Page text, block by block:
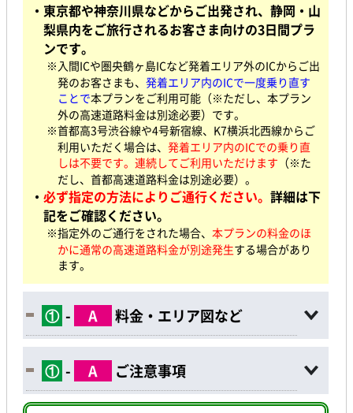
・東京都や神奈川県などからご出発され、静岡・山
梨県内をご旅行されるお客さま向けの3日間プラ
ンです。
※入間ICや圏央鶴ヶ島ICなど発着エリア外のICからご出
発のお客さまも、 発着エリア内のICで一度乗り直す
ことで本プランをご利用可能（※ただし、本プラン
外の高速道路料金は別途必要）です。
※首都高3号渋谷線や4号新宿線、K7横浜北西線からご
利用いただく場合は、 発着エリア内のICでの乗り直
しは不要です。連続してご利用いただけます （※た
だし、首都高速道路料金は別途必要）。
・ 必ず指定の方法によりご通行ください。 詳細は下
記をご確認ください。
※指定外のご通行をされた場合、 本プランの料金のほ
かに通常の高速道路料金が別途発生する場合があり
ます。
① - A 料金・エリア図など
① - A ご注意事項